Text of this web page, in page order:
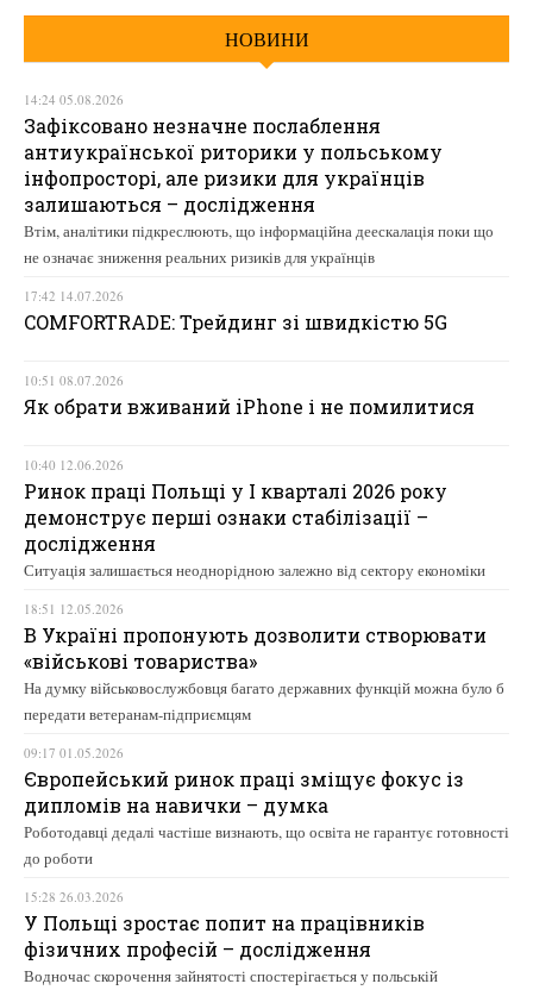
НОВИНИ
14:24 05.08.2026
Зафіксовано незначне послаблення
антиукраїнської риторики у польському
інфопросторі, але ризики для українців
залишаються – дослідження
Втім, аналітики підкреслюють, що інформаційна деескалація поки що
не означає зниження реальних ризиків для українців
17:42 14.07.2026
COMFORTRADE: Трейдинг зі швидкістю 5G
10:51 08.07.2026
Як обрати вживаний iPhone і не помилитися
10:40 12.06.2026
Ринок праці Польщі у І кварталі 2026 року
демонструє перші ознаки стабілізації –
дослідження
Ситуація залишається неоднорідною залежно від сектору економіки
18:51 12.05.2026
В Україні пропонують дозволити створювати
«військові товариства»
На думку військовослужбовця багато державних функцій можна було б
передати ветеранам-підприємцям
09:17 01.05.2026
Європейський ринок праці зміщує фокус із
дипломів на навички – думка
Роботодавці дедалі частіше визнають, що освіта не гарантує готовності
до роботи
15:28 26.03.2026
У Польщі зростає попит на працівників
фізичних професій – дослідження
Водночас скорочення зайнятості спостерігається у польській